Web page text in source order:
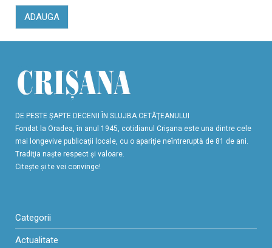
ADAUGA
DE PESTE ŞAPTE DECENII ÎN SLUJBA CETĂŢEANULUI
Fondat la Oradea, în anul 1945, cotidianul Crişana este una dintre cele
mai longevive publicaţii locale, cu o apariţie neîntreruptă de 81 de ani.
Tradiţia naşte respect şi valoare.
Citeşte şi te vei convinge!
Categorii
Actualitate